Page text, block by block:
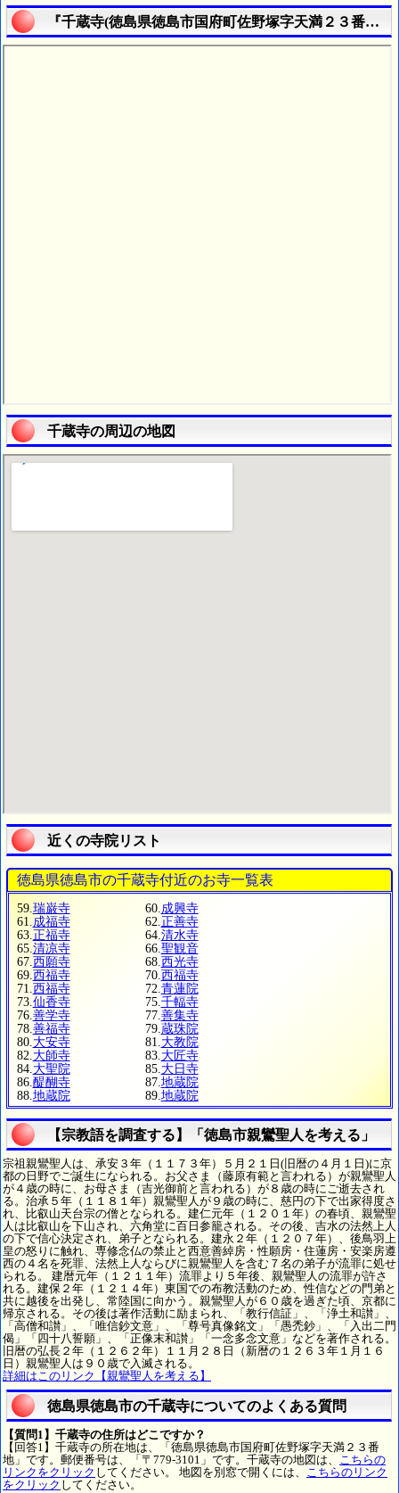
『千蔵寺(徳島県徳島市国府町佐野塚字天満２３番地)
千蔵寺の周辺の地図
近くの寺院リスト
徳島県徳島市の千蔵寺付近のお寺一覧表
59. 瑞巌寺 60. 成興寺
61. 成福寺 62. 正善寺
63. 正福寺 64. 清水寺
65. 清凉寺 66. 聖観音
67. 西願寺 68. 西光寺
69. 西福寺 70. 西福寺
71. 西福寺 72. 青蓮院
73. 仙香寺 75. 千輻寺
76. 善学寺 77. 善集寺
78. 善福寺 79. 蔵珠院
80. 大安寺 81. 大教院
82. 大師寺 83. 大匠寺
84. 大聖院 85. 大日寺
86. 醍醐寺 87. 地蔵院
88. 地蔵院 89. 地蔵院
【宗教語を調査する】「徳島市親鸞聖人を考える」
宗祖親鸞聖人は、承安３年（１１７３年）５月２１日(旧暦の４月１日)に京
都の日野でご誕生になられる。お父さま（藤原有範と言われる）が親鸞聖人
が４歳の時に、お母さま（吉光御前と言われる）が８歳の時にご逝去され
る。治承５年（１１８１年）親鸞聖人が９歳の時に、慈円の下で出家得度さ
れ、比叡山天台宗の僧となられる。建仁元年（１２０１年）の春頃、親鸞聖
人は比叡山を下山され、六角堂に百日参籠される。その後、吉水の法然上人
の下で信心決定され、弟子となられる。建永２年（１２０７年）、後鳥羽上
皇の怒りに触れ、専修念仏の禁止と西意善綽房・性願房・住蓮房・安楽房遵
西の４名を死罪、法然上人ならびに親鸞聖人を含む７名の弟子が流罪に処せ
られる。 建暦元年（１２１１年）流罪より５年後、親鸞聖人の流罪が許さ
れる。建保２年（１２１４年）東国での布教活動のため、性信などの門弟と
共に越後を出発し、常陸国に向かう。親鸞聖人が６０歳を過ぎた頃、京都に
帰京される。その後は著作活動に励まられ、「教行信証」、「浄土和讃」、
「高僧和讃」、「唯信鈔文意」、「尊号真像銘文」「愚禿鈔」、「入出二門
偈」「四十八誓願」、「正像末和讃」「一念多念文意」などを著作される。
旧暦の弘長２年（１２６２年）１１月２８日（新暦の１２６３年１月１６
日）親鸞聖人は９０歳で入滅される。
詳細はこのリンク【親鸞聖人を考える】
徳島県徳島市の千蔵寺についてのよくある質問
【質問1】千蔵寺の住所はどこですか？
【回答1】千蔵寺の所在地は、「徳島県徳島市国府町佐野塚字天満２３番
地」です。郵便番号は、「〒779-3101」です。千蔵寺の地図は、 こちらの
リンクをクリック してください。 地図を別窓で開くには、 こちらのリンク
をクリック してください。